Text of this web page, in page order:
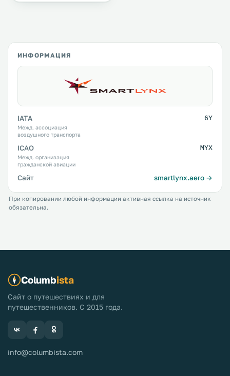
ИНФОРМАЦИЯ
IATA
Межд. ассоциация
воздушного транспорта
6Y
ICAO
Межд. организация
гражданской авиации
MYX
Сайт smartlynx.aero →
При копировании любой информации активная ссылка на источник
обязательна.
Columbista
Сайт о путешествиях и для
путешественников. С 2015 года.
info@columbista.com